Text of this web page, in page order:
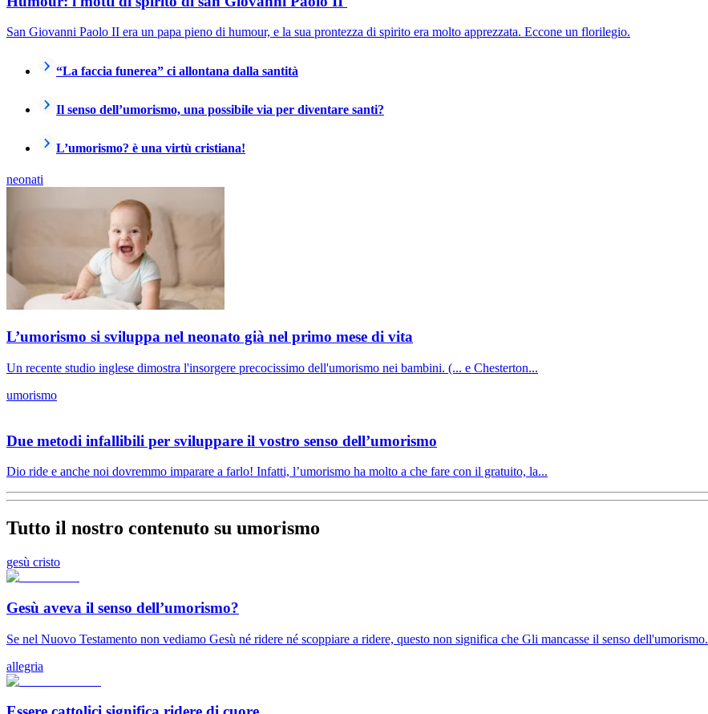
San Giovanni Paolo II era un papa pieno di humour, e la sua prontezza di spirito era molto apprezzata. Eccone un florilegio.
“La faccia funerea” ci allontana dalla santità
Il senso dell’umorismo, una possibile via per diventare santi?
L’umorismo? è una virtù cristiana!
neonati
L’umorismo si sviluppa nel neonato già nel primo mese di vita
Un recente studio inglese dimostra l'insorgere precocissimo dell'umorismo nei bambini. (... e Chesterton...
umorismo
Due metodi infallibili per sviluppare il vostro senso dell’umorismo
Dio ride e anche noi dovremmo imparare a farlo! Infatti, l’umorismo ha molto a che fare con il gratuito, la...
Tutto il nostro contenuto su umorismo
gesù cristo
Gesù aveva il senso dell’umorismo?
Se nel Nuovo Testamento non vediamo Gesù né ridere né scoppiare a ridere, questo non significa che Gli mancasse il senso dell'umorismo.
allegria